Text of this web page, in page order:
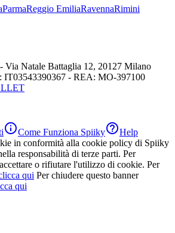
ParmaReggio EmiliaRavennaRimini
Via Natale Battaglia 12, 20127 Milano
- REA: MO-397100
Come Funziona SpiikyHelp
in conformità alla cookie policy di Spiiky
responsabilità di terze parti. Per
o rifiutare l'utilizzo di cookie. Per
qui Per chiudere questo banner
qui